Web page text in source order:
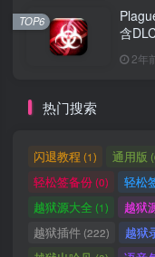
含
2年
TOP6
热门搜索
闪退教程 (1) 通用版
轻松签备份(0) 轻松
越狱源大全(1) 越狱
越狱插件 (222) 越狱